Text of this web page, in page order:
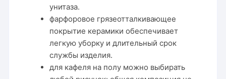
унитаза.
фарфоровое грязеотталкивающее
покрытие керамики обеспечивает
легкую уборку и длительный срок
службы изделия.
для кафеля на полу можно выбирать